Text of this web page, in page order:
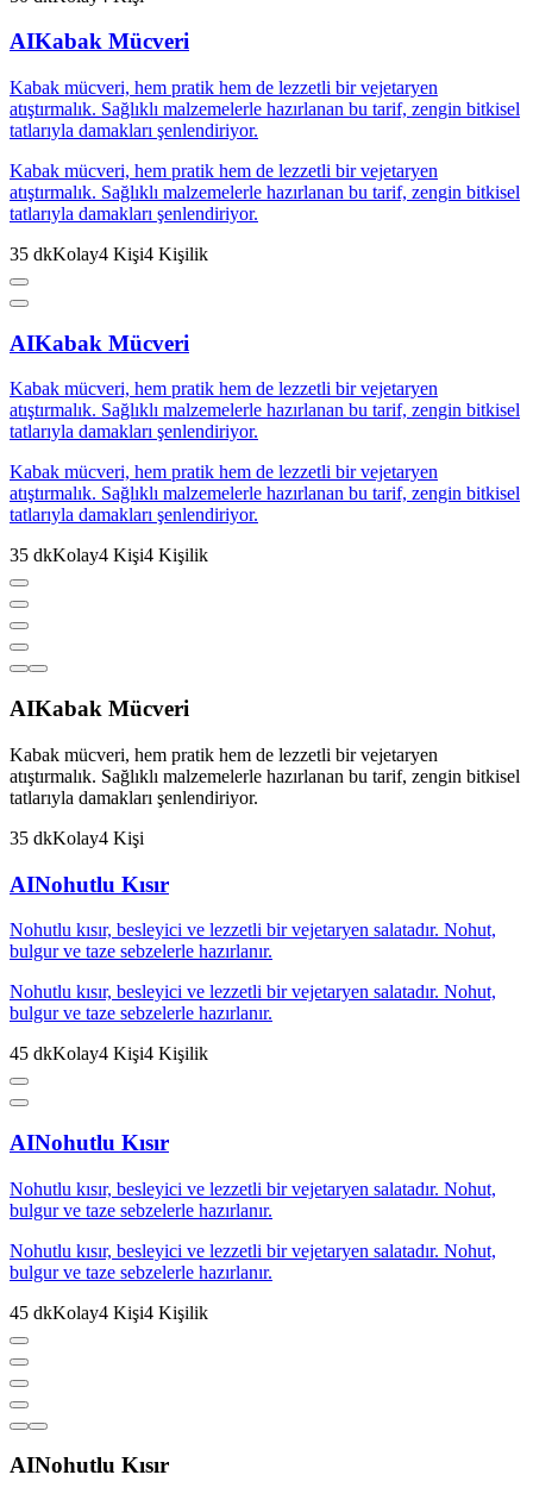
AIKabak Mücveri
Kabak mücveri, hem pratik hem de lezzetli bir vejetaryen
atıştırmalık. Sağlıklı malzemelerle hazırlanan bu tarif, zengin bitkisel
tatlarıyla damakları şenlendiriyor.
Kabak mücveri, hem pratik hem de lezzetli bir vejetaryen
atıştırmalık. Sağlıklı malzemelerle hazırlanan bu tarif, zengin bitkisel
tatlarıyla damakları şenlendiriyor.
35 dkKolay4 Kişi4 Kişilik
AIKabak Mücveri
Kabak mücveri, hem pratik hem de lezzetli bir vejetaryen
atıştırmalık. Sağlıklı malzemelerle hazırlanan bu tarif, zengin bitkisel
tatlarıyla damakları şenlendiriyor.
Kabak mücveri, hem pratik hem de lezzetli bir vejetaryen
atıştırmalık. Sağlıklı malzemelerle hazırlanan bu tarif, zengin bitkisel
tatlarıyla damakları şenlendiriyor.
35 dkKolay4 Kişi4 Kişilik
AIKabak Mücveri
Kabak mücveri, hem pratik hem de lezzetli bir vejetaryen
atıştırmalık. Sağlıklı malzemelerle hazırlanan bu tarif, zengin bitkisel
tatlarıyla damakları şenlendiriyor.
35 dkKolay4 Kişi
AINohutlu Kısır
Nohutlu kısır, besleyici ve lezzetli bir vejetaryen salatadır. Nohut,
bulgur ve taze sebzelerle hazırlanır.
Nohutlu kısır, besleyici ve lezzetli bir vejetaryen salatadır. Nohut,
bulgur ve taze sebzelerle hazırlanır.
45 dkKolay4 Kişi4 Kişilik
AINohutlu Kısır
Nohutlu kısır, besleyici ve lezzetli bir vejetaryen salatadır. Nohut,
bulgur ve taze sebzelerle hazırlanır.
Nohutlu kısır, besleyici ve lezzetli bir vejetaryen salatadır. Nohut,
bulgur ve taze sebzelerle hazırlanır.
45 dkKolay4 Kişi4 Kişilik
AINohutlu Kısır